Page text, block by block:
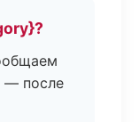
— после